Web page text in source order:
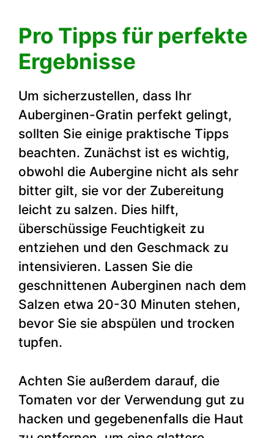
Pro Tipps für perfekte
Ergebnisse
Um sicherzustellen, dass Ihr
Auberginen-Gratin perfekt gelingt,
sollten Sie einige praktische Tipps
beachten. Zunächst ist es wichtig,
obwohl die Aubergine nicht als sehr
bitter gilt, sie vor der Zubereitung
leicht zu salzen. Dies hilft,
überschüssige Feuchtigkeit zu
entziehen und den Geschmack zu
intensivieren. Lassen Sie die
geschnittenen Auberginen nach dem
Salzen etwa 20-30 Minuten stehen,
bevor Sie sie abspülen und trocken
tupfen.
Achten Sie außerdem darauf, die
Tomaten vor der Verwendung gut zu
hacken und gegebenenfalls die Haut